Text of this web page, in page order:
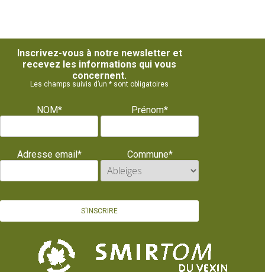
Inscrivez-vous à notre newsletter et
recevez les informations qui vous
concernent.
Les champs suivis d’un * sont obligatoires
NOM* Prénom*
Adresse email* Commune*